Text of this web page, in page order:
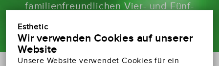
Esthetic
Wir verwenden Cookies auf unserer
Website
Unsere Website verwendet Cookies für ein
familienfreundlichen Vier- und Fünf-
Premiumappartements zu wählen